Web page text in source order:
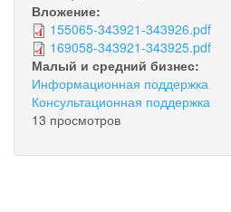
Вложение:
155065-343921-343926.pdf
169058-343921-343925.pdf
Малый и средний бизнес:
Информационная поддержка
Консультационная поддержка
13 просмотров